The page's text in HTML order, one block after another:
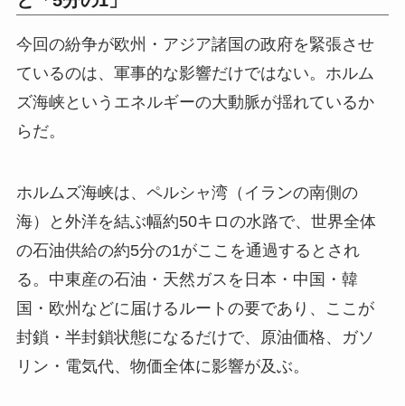
今回の紛争が欧州・アジア諸国の政府を緊張させ
ているのは、軍事的な影響だけではない。ホルム
ズ海峡というエネルギーの大動脈が揺れているか
らだ。
ホルムズ海峡は、ペルシャ湾（イランの南側の
海）と外洋を結ぶ幅約50キロの水路で、世界全体
の石油供給の約5分の1がここを通過するとされ
る。中東産の石油・天然ガスを日本・中国・韓
国・欧州などに届けるルートの要であり、ここが
封鎖・半封鎖状態になるだけで、原油価格、ガソ
リン・電気代、物価全体に影響が及ぶ。